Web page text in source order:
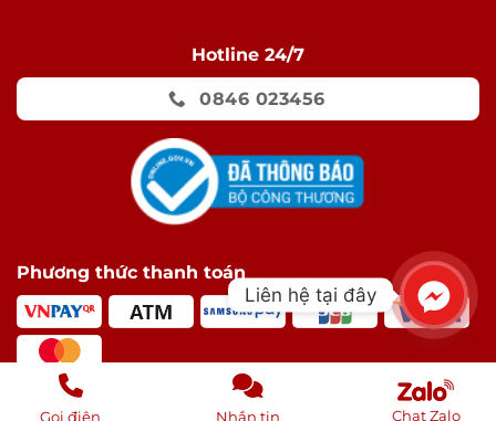
Hotline 24/7
0846 023456
Phương thức thanh toán
Gọi điện Nhắn tin Chat Zalo
Liên hệ tại đây